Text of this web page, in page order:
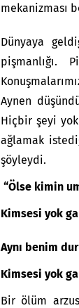
mekanizması
Dünyaya
pişmanlığı.
Aynen
Hiçbir şeyi
ağlamak
şöyleydi.
“Ölse kimin
Kimsesi yok
Aynı benim
Kimsesi yok
Bir ölüm